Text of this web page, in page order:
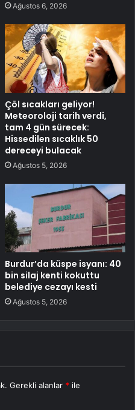
Ağustos 6, 2026
Çöl sıcakları geliyor!
Meteoroloji tarih verdi,
tam 4 gün sürecek:
Hissedilen sıcaklık 50
dereceyi bulacak
Ağustos 5, 2026
Burdur’da küspe isyanı: 40
bin silaj kenti kokuttu
belediye cezayı kesti
Ağustos 5, 2026
Gerekli alanlar * ile